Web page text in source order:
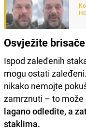
Osvježite brisače
Ispod zaleđenih
mogu ostati
nikako nemojte
zamrznuti – to
lagano odledite, a
staklima.